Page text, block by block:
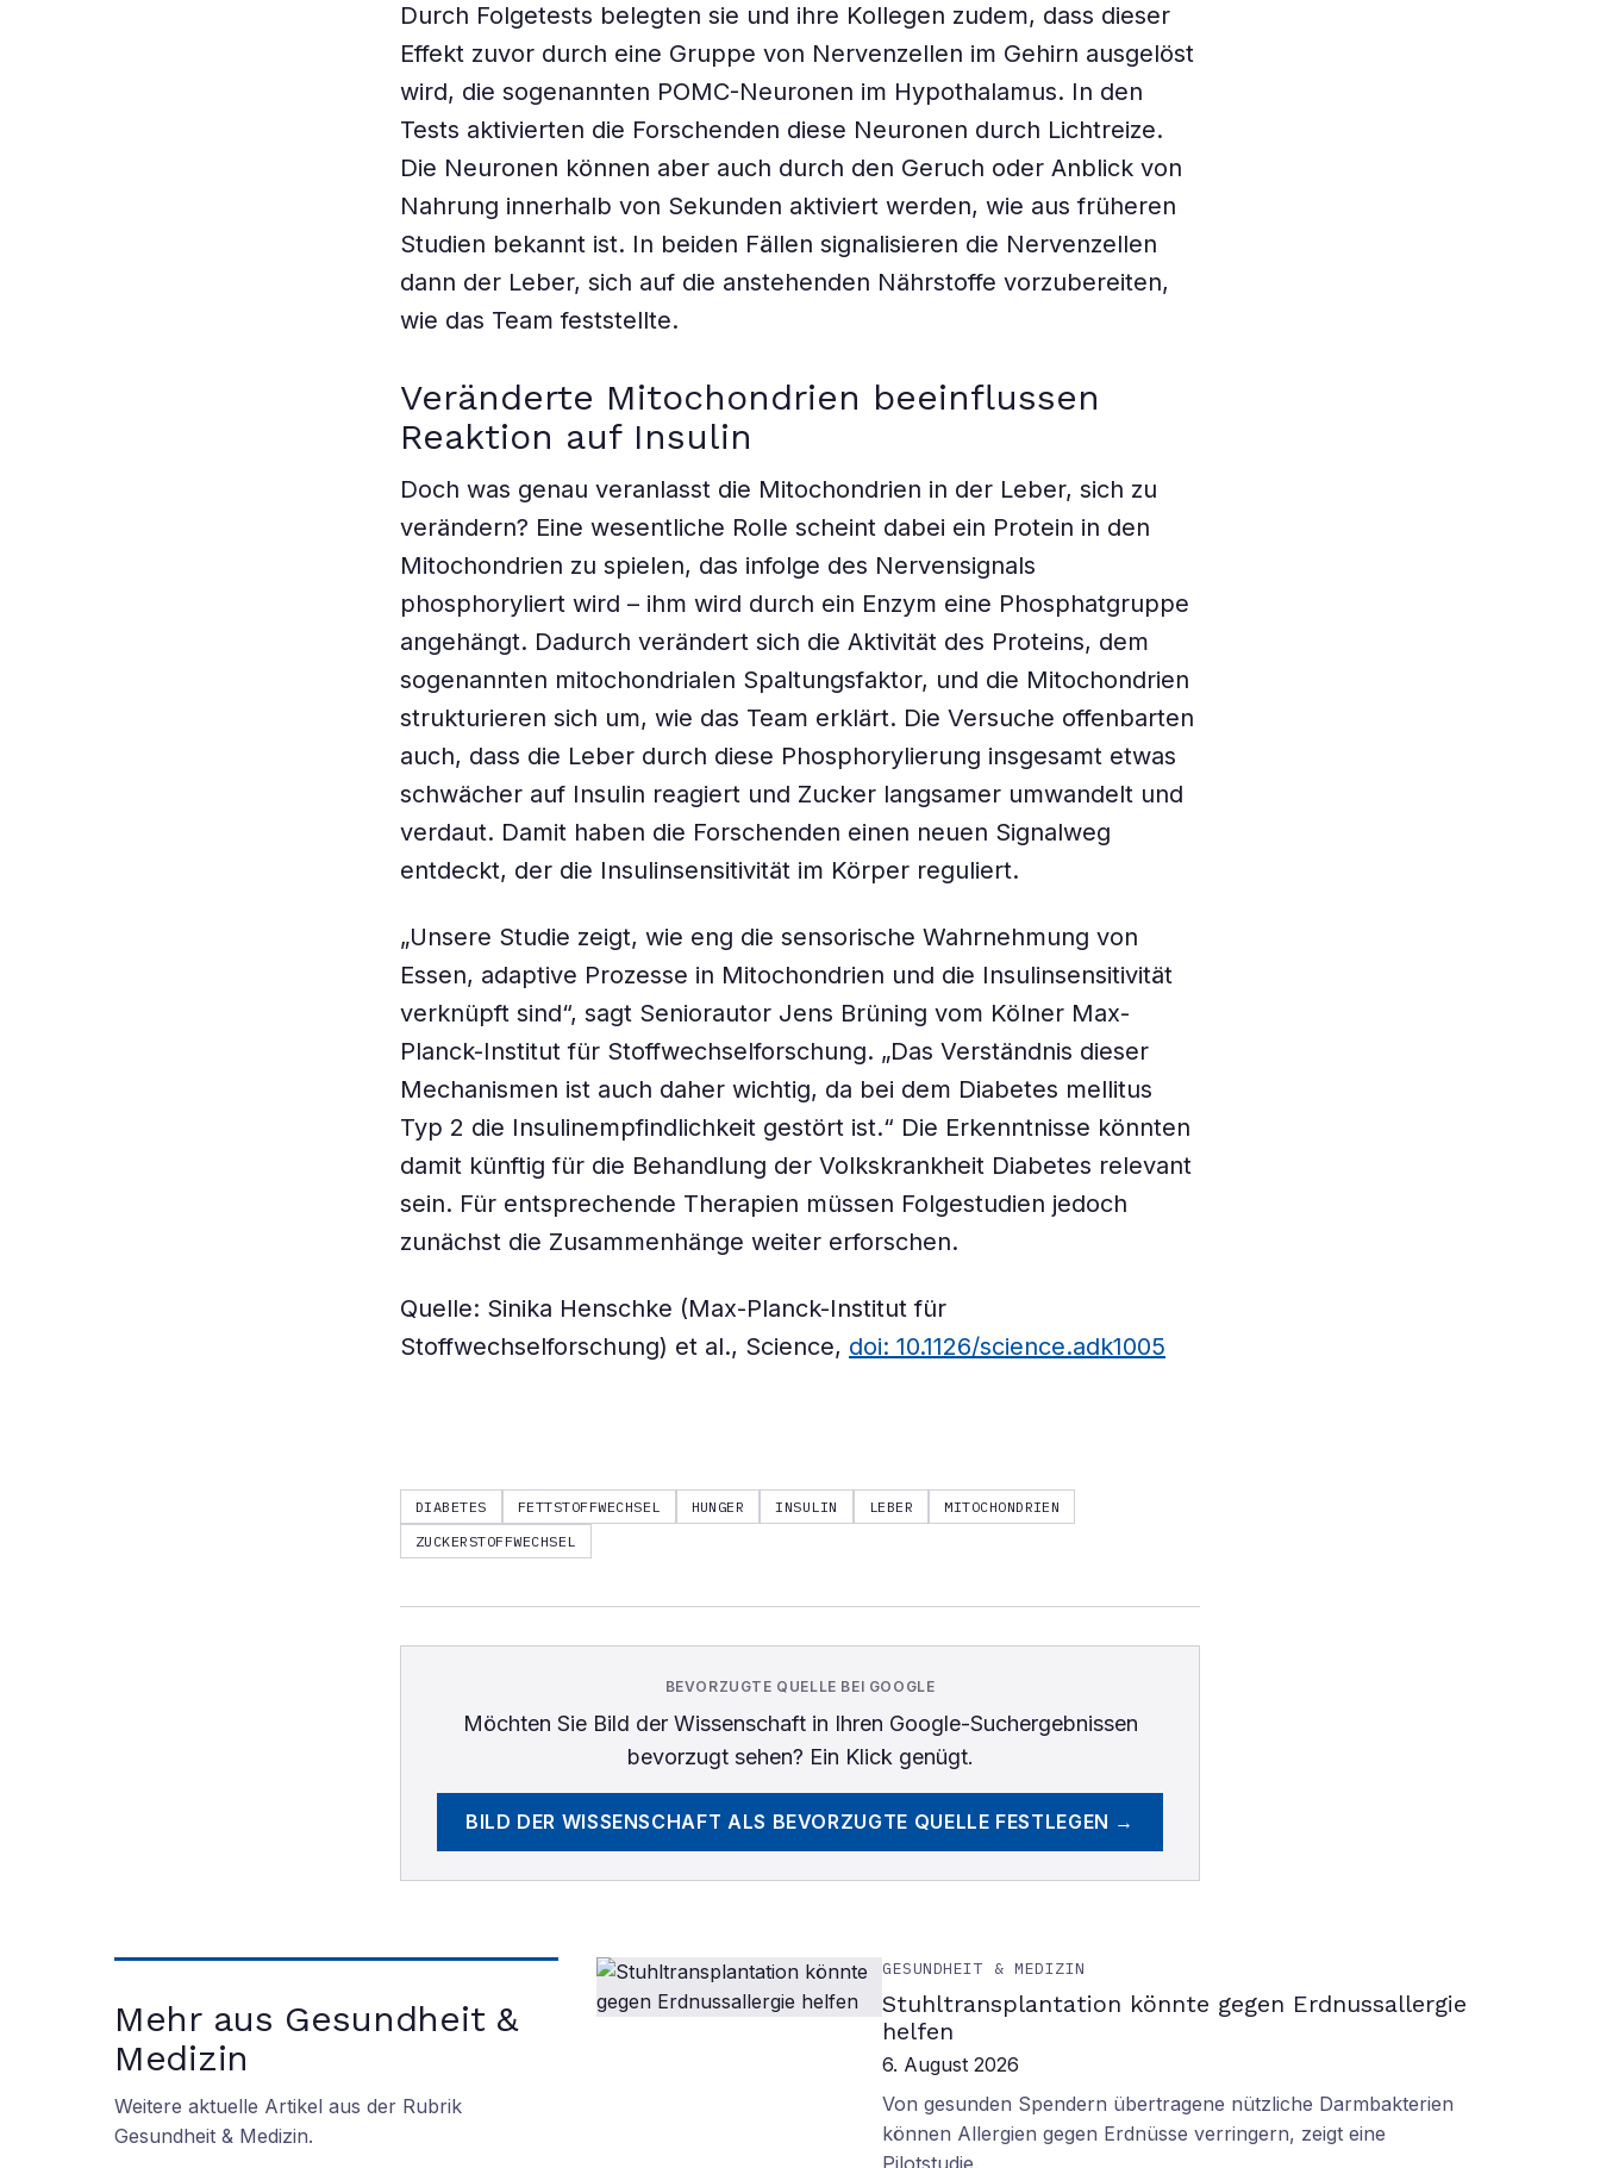
Durch Folgetests belegten sie und ihre Kollegen zudem, dass dieser
Effekt zuvor durch eine Gruppe von Nervenzellen im Gehirn ausgelöst
wird, die sogenannten POMC-Neuronen im Hypothalamus. In den
Tests aktivierten die Forschenden diese Neuronen durch Lichtreize.
Die Neuronen können aber auch durch den Geruch oder Anblick von
Nahrung innerhalb von Sekunden aktiviert werden, wie aus früheren
Studien bekannt ist. In beiden Fällen signalisieren die Nervenzellen
dann der Leber, sich auf die anstehenden Nährstoffe vorzubereiten,
wie das Team feststellte.
Veränderte Mitochondrien beeinflussen
Reaktion auf Insulin
Doch was genau veranlasst die Mitochondrien in der Leber, sich zu
verändern? Eine wesentliche Rolle scheint dabei ein Protein in den
Mitochondrien zu spielen, das infolge des Nervensignals
phosphoryliert wird – ihm wird durch ein Enzym eine Phosphatgruppe
angehängt. Dadurch verändert sich die Aktivität des Proteins, dem
sogenannten mitochondrialen Spaltungsfaktor, und die Mitochondrien
strukturieren sich um, wie das Team erklärt. Die Versuche offenbarten
auch, dass die Leber durch diese Phosphorylierung insgesamt etwas
schwächer auf Insulin reagiert und Zucker langsamer umwandelt und
verdaut. Damit haben die Forschenden einen neuen Signalweg
entdeckt, der die Insulinsensitivität im Körper reguliert.
„Unsere Studie zeigt, wie eng die sensorische Wahrnehmung von
Essen, adaptive Prozesse in Mitochondrien und die Insulinsensitivität
verknüpft sind“, sagt Seniorautor Jens Brüning vom Kölner Max-
Planck-Institut für Stoffwechselforschung. „Das Verständnis dieser
Mechanismen ist auch daher wichtig, da bei dem Diabetes mellitus
Typ 2 die Insulinempfindlichkeit gestört ist.“ Die Erkenntnisse könnten
damit künftig für die Behandlung der Volkskrankheit Diabetes relevant
sein. Für entsprechende Therapien müssen Folgestudien jedoch
zunächst die Zusammenhänge weiter erforschen.
Quelle: Sinika Henschke (Max-Planck-Institut für
Stoffwechselforschung) et al., Science, doi: 10.1126/science.adk1005
DIABETES FETTSTOFFWECHSEL HUNGER INSULIN LEBER
MITOCHONDRIEN
ZUCKERSTOFFWECHSEL
BEVORZUGTE QUELLE BEI GOOGLE
Möchten Sie Bild der Wissenschaftin Ihren Google-Suchergebnissen
bevorzugt sehen? Ein Klick genügt.
BILD DER WISSENSCHAFT ALS BEVORZUGTE QUELLE FESTLEGEN →
Mehr aus Gesundheit &
Medizin
Weitere aktuelle Artikel aus der Rubrik
Gesundheit & Medizin.
GESUNDHEIT & MEDIZIN
Stuhltransplantation könnte gegen Erdnussallergie
helfen
6. August 2026
Von gesunden Spendern übertragene nützliche Darmbakterien
können Allergien gegen Erdnüsse verringern, zeigt eine
Pilotstudie.